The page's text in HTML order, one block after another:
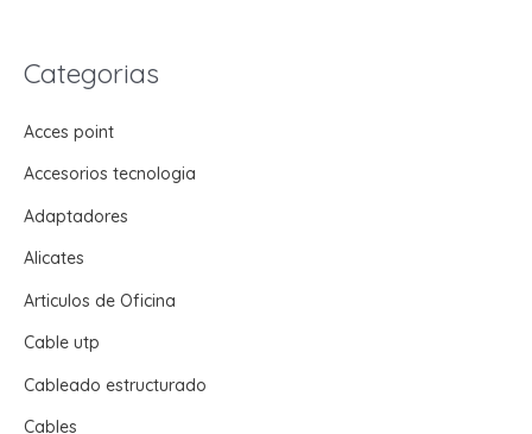
Categorias
Acces point
Accesorios tecnologia
Adaptadores
Alicates
Articulos de Oficina
Cable utp
Cableado estructurado
Cables